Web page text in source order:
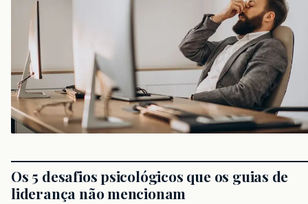
Os 5 desafios psicológicos que os guias de
liderança não mencionam